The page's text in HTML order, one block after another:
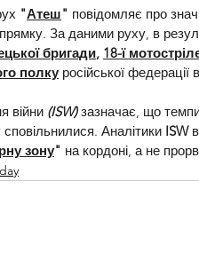
"Атеш" повідомляє про
За даними руху, в
бригади, 18-ї
полку російської федерації
війни (ISW) зазначає, що темпи
Аналітики ISW
зону" на кордоні, а не